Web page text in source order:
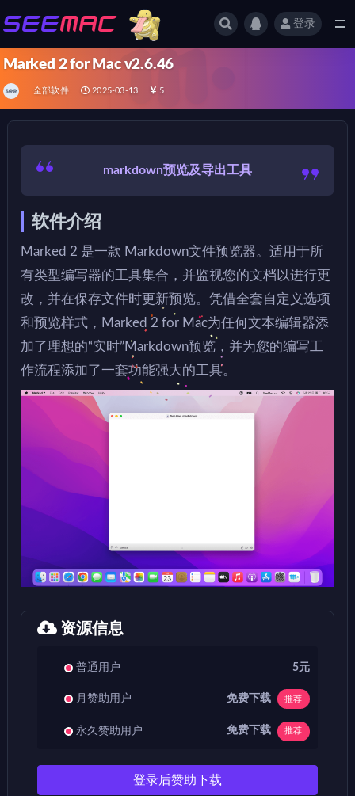
登录
Marked 2 for Mac v2.6.46
全部软件 2025-03-13 5
markdown预览及导出工具
软件介绍
Marked 2 是一款 Markdown文件预览器。适用于所
有类型编写器的工具集合，并监视您的文档以进行更
改，并在保存文件时更新预览。凭借全套自定义选项
和预览样式，Marked 2 for Mac为任何文本编辑器添
加了理想的“实时”Markdown预览，并为您的编写工
作流程添加了一套功能强大的工具。
资源信息
普通用户 5元
月赞助用户 免费下载 推荐
永久赞助用户 免费下载 推荐
登录后赞助下载